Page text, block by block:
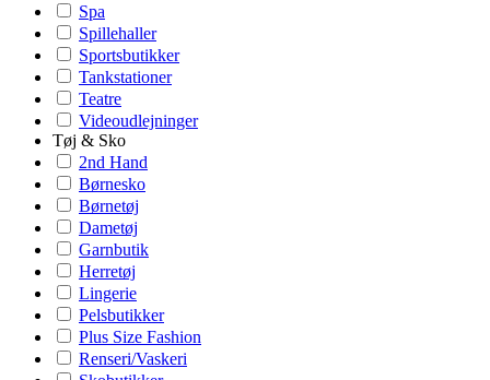
Spa
Spillehaller
Sportsbutikker
Tankstationer
Teatre
Videoudlejninger
Tøj & Sko
2nd Hand
Børnesko
Børnetøj
Dametøj
Garnbutik
Herretøj
Lingerie
Pelsbutikker
Plus Size Fashion
Renseri/Vaskeri